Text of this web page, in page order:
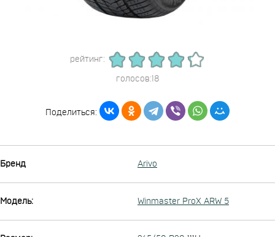
рейтинг:
голосов:18
Поделиться:
Бренд Arivo
Модель: Winmaster ProX ARW 5